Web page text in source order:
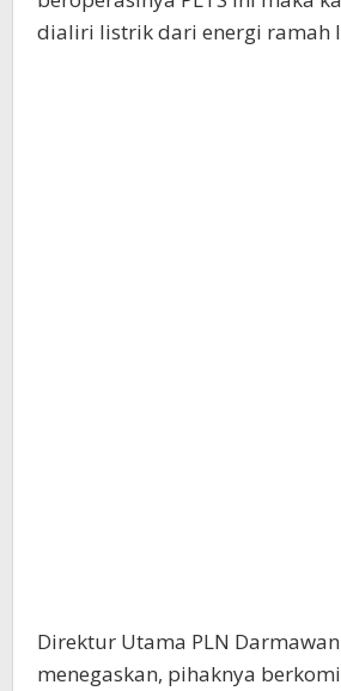
dialiri listrik dari energi ramah
Direktur Utama PLN
menegaskan, pihaknya